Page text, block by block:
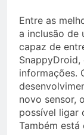
Entre as
a inclusão de
capaz de
informações.
novo sensor,
possível ligar
Também